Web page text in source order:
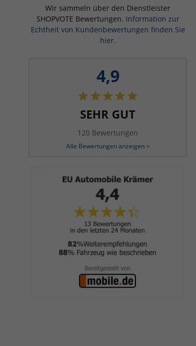
Wir sammeln über den Dienstleister
SHOPVOTE Bewertungen. Information zur
Echtheit von Kundenbewertungen finden Sie
hier.
4,9
SEHR GUT
120 Bewertungen
Alle Bewertungen anzeigen >